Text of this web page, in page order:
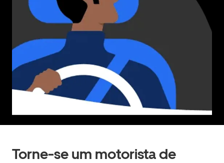
Torne-se um motorista de